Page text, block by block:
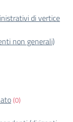
di vertice
non generali)
(0)